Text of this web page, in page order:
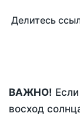
Делитесь
ВАЖНО!
восход